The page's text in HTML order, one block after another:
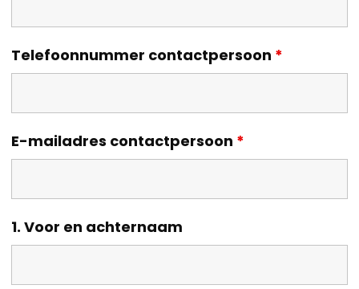
Telefoonnummer contactpersoon *
E-mailadres contactpersoon *
1. Voor en achternaam